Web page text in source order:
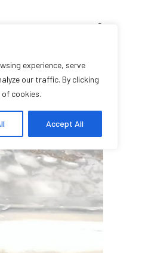
experience, serve
our traffic. By clicking
cookies.
Accept All
et les